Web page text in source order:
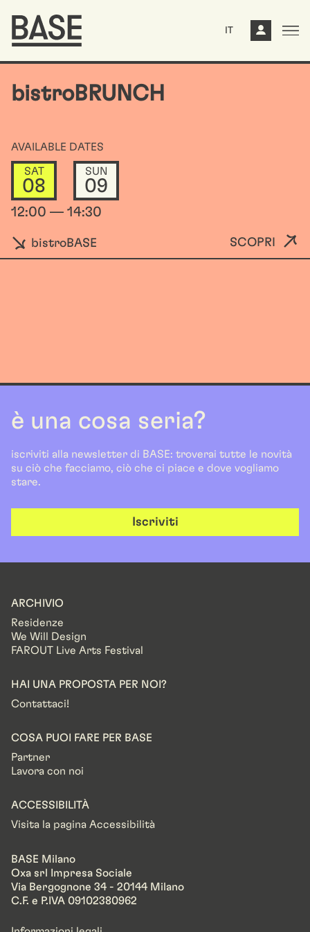
IT
bistroBRUNCH
AVAILABLE DATES
SAT
08
SUN
09
12:00 — 14:30
bistroBASE SCOPRI
è una cosa seria?
iscriviti alla newsletter di BASE: troverai tutte le novità
su ciò che facciamo, ciò che ci piace e dove vogliamo
stare.
Iscriviti
ARCHIVIO
Residenze
We Will Design
FAROUT Live Arts Festival
HAI UNA PROPOSTA PER NOI?
Contattaci!
COSA PUOI FARE PER BASE
Partner
Lavora con noi
ACCESSIBILITÀ
Visita la pagina Accessibilità
BASE Milano
Oxa srl Impresa Sociale
Via Bergognone 34 - 20144 Milano
C.F. e P.IVA 09102380962